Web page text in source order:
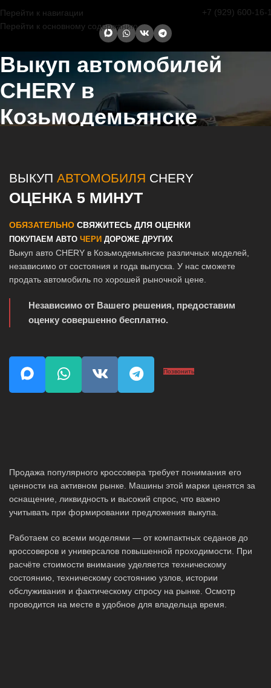
Перейти к навигации
Перейти к основному содержанию
+7 (929) 600-16-
Выкуп автомобилей
CHERY в
Козьмодемьянске
ВЫКУП АВТОМОБИЛЯ CHERY
ОЦЕНКА 5 МИНУТ
ОБЯЗАТЕЛЬНО СВЯЖИТЕСЬ ДЛЯ ОЦЕНКИ
ПОКУПАЕМ АВТО ЧЕРИ ДОРОЖЕ ДРУГИХ
Выкуп авто CHERY в Козьмодемьянске различных моделей,
независимо от состояния и года выпуска. У нас сможете
продать автомобиль по хорошей рыночной цене.
Независимо от Вашего решения, предоставим
оценку совершенно бесплатно.
Позвонить
Продажа популярного кроссовера требует понимания его
ценности на активном рынке. Машины этой марки ценятся за
оснащение, ликвидность и высокий спрос, что важно
учитывать при формировании предложения выкупа.
Работаем со всеми моделями — от компактных седанов до
кроссоверов и универсалов повышенной проходимости. При
расчёте стоимости внимание уделяется техническому
состоянию, техническому состоянию узлов, истории
обслуживания и фактическому спросу на рынке. Осмотр
проводится на месте в удобное для владельца время.